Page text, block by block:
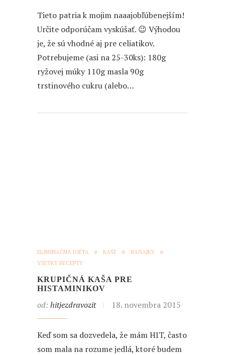
Tieto patria k mojim naaajobľúbenejším!
Určite odporúčam vyskúšať. 😉 Výhodou
je, že sú vhodné aj pre celiatikov.
Potrebujeme (asi na 25-30ks): 180g
ryžovej múky 110g masla 90g
trstinového cukru (alebo…
ELIMINAČNÁ DIÉTA KAŠE
RAŇAJKY
VŠETKY RECEPTY
KRUPIČNÁ KAŠA PRE
HISTAMINIKOV
od: hitjezdravozit 18. novembra 2015
Keď som sa dozvedela, že mám HIT, často
som mala na rozume jedlá, ktoré budem